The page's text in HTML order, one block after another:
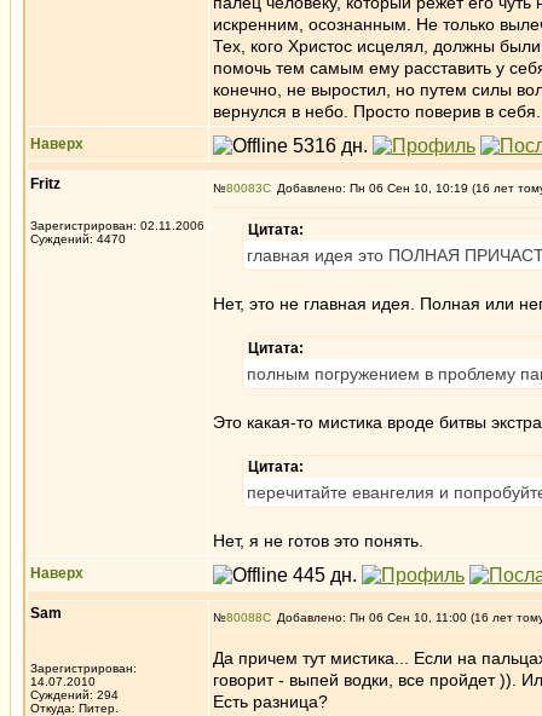
искренним, осознанным. Не только
Тех, кого Христос исцелял, должны
помочь тем самым ему расставить у
конечно, не выростил, но путем силы
вернулся в небо. Просто поверив в себя.
Наверх
Fritz
Зарегистрирован: 02.11.2006
Суждений: 4470
№80083 Добавлено: Пн 06 Сен 10, 10:19 (16 лет
Цитата:
главная идея это ПОЛНАЯ
Нет, это не главная идея. Полная или
Цитата:
полным погружением в проблему
Это какая-то мистика вроде битвы
Цитата:
перечитайте евангелия и
Нет, я не готов это понять.
Наверх
Sam
Зарегистрирован:
14.07.2010
Суждений: 294
Откуда: Питер.
№80088 Добавлено: Пн 06 Сен 10, 11:00 (16 лет
Да причем тут мистика... Если на
говорит - выпей водки, все пройдет )).
Есть разница?